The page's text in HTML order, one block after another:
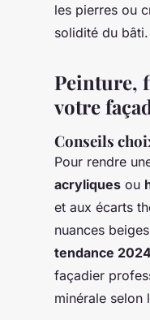
les pierres ou
solidité du bâti.
Peinture,
votre
Conseils
Pour rendre
acryliques ou
et aux écarts
nuances
tendance
façadier
minérale selon